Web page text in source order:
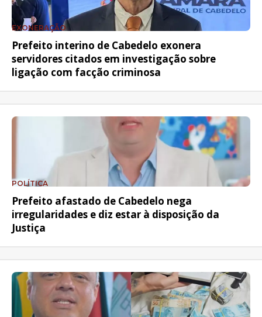
EXONERAÇÃO
Prefeito interino de Cabedelo exonera
servidores citados em investigação sobre
ligação com facção criminosa
POLÍTICA
Prefeito afastado de Cabedelo nega
irregularidades e diz estar à disposição da
Justiça